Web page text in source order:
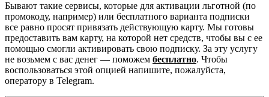
Бывают такие сервисы, которые для активации льготной (по
промокоду, например) или бесплатного варианта подписки
все равно просят привязать действующую карту. Мы готовы
предоставить вам карту, на которой нет средств, чтобы вы с ее
помощью смогли активировать свою подписку. За эту услугу
не возьмем с вас денег — поможем бесплатно. Чтобы
воспользоваться этой опцией напишите, пожалуйста,
оператору в Telegram.